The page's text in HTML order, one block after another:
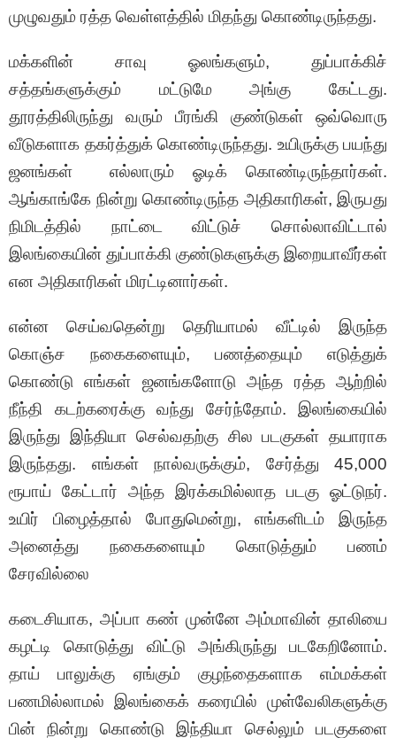
முழுவதும் ரத்த வெள்ளத்தில் மிதந்து கொண்டிருந்தது.
மக்களின் சாவு ஓலங்களும், துப்பாக்கிச்
சத்தங்களுக்கும் மட்டுமே அங்கு கேட்டது.
தூரத்திலிருந்து வரும் பீரங்கி குண்டுகள் ஒவ்வொரு
வீடுகளாக தகர்த்துக் கொண்டிருந்தது. உயிருக்கு பயந்து
ஜனங்கள் எல்லாரும் ஓடிக் கொண்டிருந்தார்கள்.
ஆங்காங்கே நின்று கொண்டிருந்த அதிகாரிகள், இருபது
நிமிடத்தில் நாட்டை விட்டுச் சொல்லாவிட்டால்
இலங்கையின் துப்பாக்கி குண்டுகளுக்கு இறையாவீர்கள்
என அதிகாரிகள் மிரட்டினார்கள்.
என்ன செய்வதென்று தெரியாமல் வீட்டில் இருந்த
கொஞ்ச நகைகளையும், பணத்தையும் எடுத்துக்
கொண்டு எங்கள் ஜனங்களோடு அந்த ரத்த ஆற்றில்
நீந்தி கடற்கரைக்கு வந்து சேர்ந்தோம். இலங்கையில்
இருந்து இந்தியா செல்வதற்கு சில படகுகள் தயாராக
இருந்தது. எங்கள் நால்வருக்கும், சேர்த்து 45,000
ரூபாய் கேட்டார் அந்த இரக்கமில்லாத படகு ஓட்டுநர்.
உயிர் பிழைத்தால் போதுமென்று, எங்களிடம் இருந்த
அனைத்து நகைகளையும் கொடுத்தும் பணம்
சேரவில்லை
கடைசியாக, அப்பா கண் முன்னே அம்மாவின் தாலியை
கழட்டி கொடுத்து விட்டு அங்கிருந்து படகேறினோம்.
தாய் பாலுக்கு ஏங்கும் குழந்தைகளாக எம்மக்கள்
பணமில்லாமல் இலங்கைக் கரையில் முள்வேலிகளுக்கு
பின் நின்று கொண்டு இந்தியா செல்லும் படகுகளை